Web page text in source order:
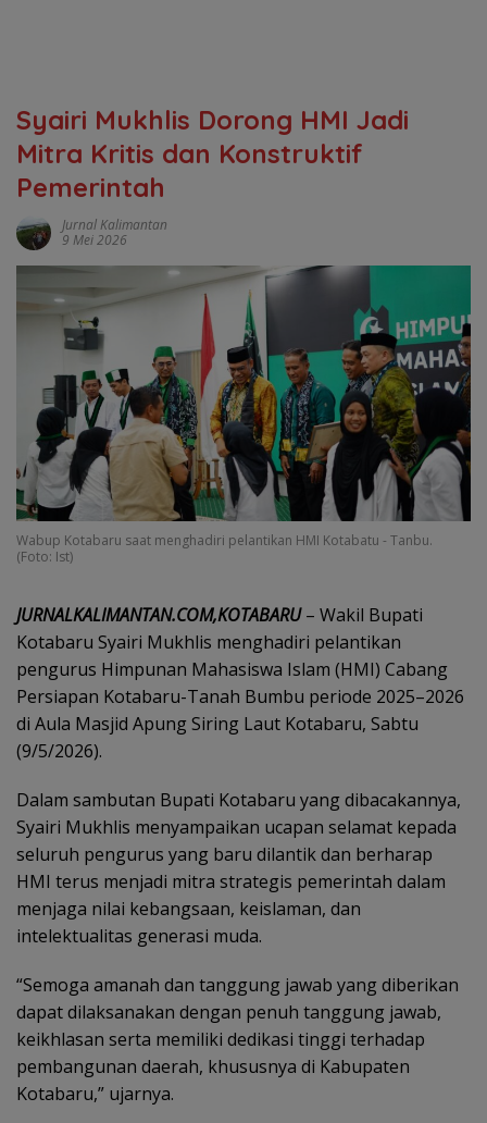
Syairi Mukhlis Dorong HMI Jadi
Mitra Kritis dan Konstruktif
Pemerintah
Jurnal Kalimantan
9 Mei 2026
Wabup Kotabaru saat menghadiri pelantikan HMI Kotabatu - Tanbu.
(Foto: Ist)
JURNALKALIMANTAN.COM,KOTABARU– Wakil Bupati
Kotabaru Syairi Mukhlis menghadiri pelantikan
pengurus Himpunan Mahasiswa Islam (HMI) Cabang
Persiapan Kotabaru-Tanah Bumbu periode 2025–2026
di Aula Masjid Apung Siring Laut Kotabaru, Sabtu
(9/5/2026).
Dalam sambutan Bupati Kotabaru yang dibacakannya,
Syairi Mukhlis menyampaikan ucapan selamat kepada
seluruh pengurus yang baru dilantik dan berharap
HMI terus menjadi mitra strategis pemerintah dalam
menjaga nilai kebangsaan, keislaman, dan
intelektualitas generasi muda.
“Semoga amanah dan tanggung jawab yang diberikan
dapat dilaksanakan dengan penuh tanggung jawab,
keikhlasan serta memiliki dedikasi tinggi terhadap
pembangunan daerah, khususnya di Kabupaten
Kotabaru,” ujarnya.